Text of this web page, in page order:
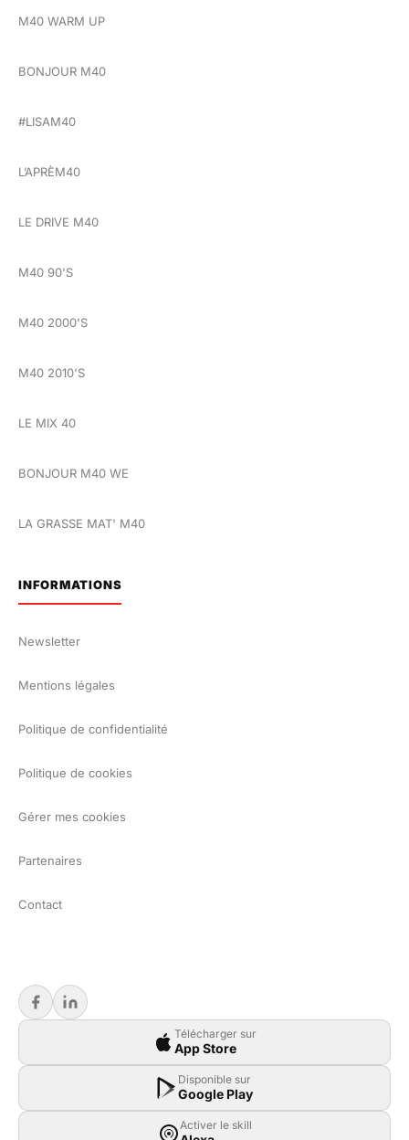
M40 WARM UP
BONJOUR M40
#LISAM40
L’APRÈM40
LE DRIVE M40
M40 90'S
M40 2000'S
M40 2010'S
LE MIX 40
BONJOUR M40 WE
LA GRASSE MAT' M40
INFORMATIONS
Newsletter
Mentions légales
Politique de confidentialité
Politique de cookies
Gérer mes cookies
Partenaires
Contact
Télécharger sur
App Store
Disponible sur
Google Play
Activer le skill